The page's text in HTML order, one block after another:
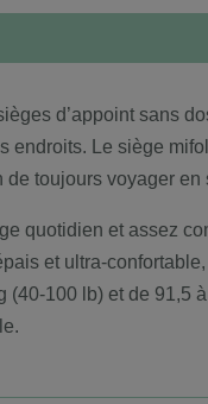
d’appoint sans
endroits. Le siège
toujours voyager
quotidien et assez
et ultra-
100 lb) et de